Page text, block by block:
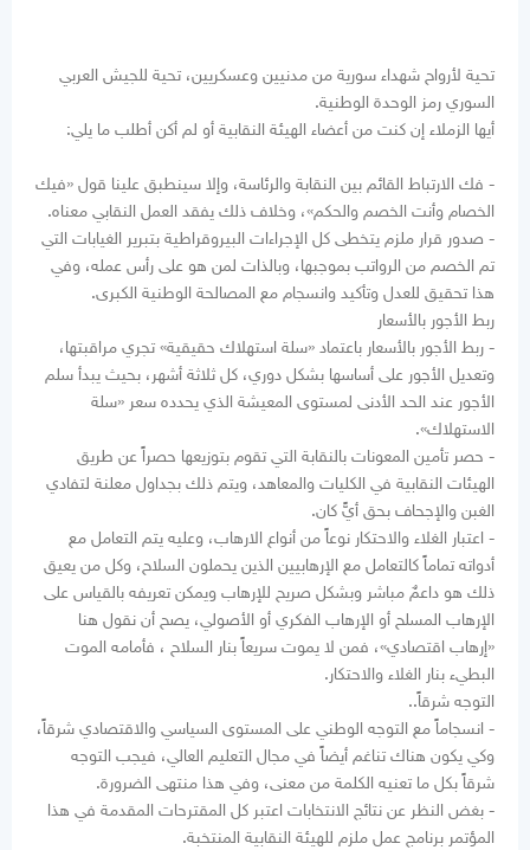
تحية لأرواح شهداء سورية من مدنيين وعسكريين، تحية للجيش العربي
السوري رمز الوحدة الوطنية.
أيها الزملاء إن كنت من أعضاء الهيئة النقابية أو لم أكن أطلب ما يلي:
- فك الارتباط القائم بين النقابة والرئاسة، وإلا سينطبق علينا قول «فيك
الخصام وأنت الخصم والحكم»، وخلاف ذلك يفقد العمل النقابي معناه.
- صدور قرار ملزم يتخطى كل الإجراءات البيروقراطية بتبرير الغيابات التي
تم الخصم من الرواتب بموجبها، وبالذات لمن هو على رأس عمله، وفي
هذا تحقيق للعدل وتأكيد وانسجام مع المصالحة الوطنية الكبرى.
ربط الأجور بالأسعار
- ربط الأجور بالأسعار باعتماد «سلة استهلاك حقيقية» تجري مراقبتها،
وتعديل الأجور على أساسها بشكل دوري، كل ثلاثة أشهر، بحيث يبدأ سلم
الأجور عند الحد الأدنى لمستوى المعيشة الذي يحدده سعر «سلة
الاستهلاك».
- حصر تأمين المعونات بالنقابة التي تقوم بتوزيعها حصراً عن طريق
الهيئات النقابية في الكليات والمعاهد، ويتم ذلك بجداول معلنة لتفادي
الغبن والإجحاف بحق أيًّ كان.
- اعتبار الغلاء والاحتكار نوعاً من أنواع الارهاب، وعليه يتم التعامل مع
أدواته تماماً كالتعامل مع الإرهابيين الذين يحملون السلاح، وكل من يعيق
ذلك هو داعمٌ مباشر وبشكل صريح للإرهاب ويمكن تعريفه بالقياس على
الإرهاب المسلح أو الإرهاب الفكري أو الأصولي، يصح أن نقول هنا
«إرهاب اقتصادي»، فمن لا يموت سريعاً بنار السلاح ، فأمامه الموت
البطيء بنار الغلاء والاحتكار.
التوجه شرقاً..
- انسجاماً مع التوجه الوطني على المستوى السياسي والاقتصادي شرقاً،
وكي يكون هناك تناغم أيضاً في مجال التعليم العالي، فيجب التوجه
شرقاً بكل ما تعنيه الكلمة من معنى، وفي هذا منتهى الضرورة.
- بغض النظر عن نتائج الانتخابات اعتبر كل المقترحات المقدمة في هذا
المؤتمر برنامج عمل ملزم للهيئة النقابية المنتخبة.